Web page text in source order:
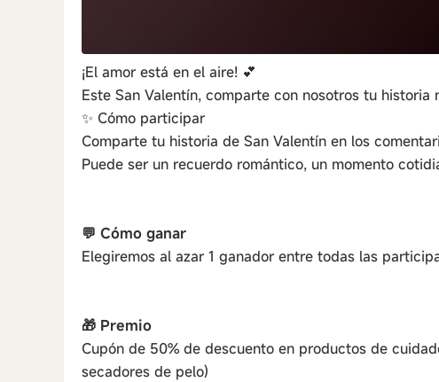
¡El amor está en el aire! 💕
Este San Valentín, comparte con nosotros tu historia
✨ Cómo participar
Comparte tu historia de San Valentín en los
Puede ser un recuerdo romántico, un momento
💬 Cómo ganar
Elegiremos al azar 1 ganador entre todas las
🎁 Premio
Cupón de 50% de descuento en productos de
secadores de pelo)